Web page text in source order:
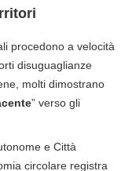
procedono a velocità
disuguaglianze
molti dimostrano
” verso gli
e Città
circolare registra